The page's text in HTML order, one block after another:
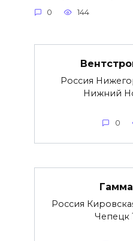
0 144
Россия
Нижний
0
Россия
Чепецк